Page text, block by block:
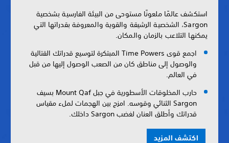
استكشف عالمًا ملعونًا مستوحى من البيئة الفارسية بشخصية
Sargon، الشخصية الرشيقة والقوية والمعروفة بقدراتها التي
يمكنها التلاعب بالزمان والمكان.
اجمع قوى Time Powers المبتكرة لتوسيع قدراتك القتالية
والوصول إلى مناطق كان من الصعب الوصول إليها من قبل
في العالم.
حارب المخلوقات الأسطورية في جبل Mount Qaf بسيف
Sargon الثنائي وقوسه. امزج بين الهجمات لملء مقياس
قدراتك وأطلق العنان لغضب Sargon داخلك.
اكتشف المزيد